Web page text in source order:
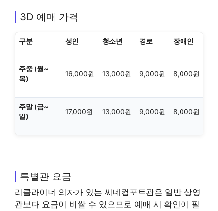
3D 예매 가격
구분 성인 청소년 경로 장애인
주중 (월~
목)
16,000원 13,000원 9,000원 8,000원
주말 (금~
일)
17,000원 13,000원 9,000원 8,000원
특별관 요금
리클라이너 의자가 있는 씨네컴포트관은 일반 상영
관보다 요금이 비쌀 수 있으므로 예매 시 확인이 필